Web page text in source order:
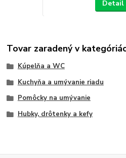
Detail
Tovar zaradený v
Kúpelňa a WC
Kuchyňa a umývanie riadu
Pomôcky na umývanie
Hubky, drôtenky a kefy